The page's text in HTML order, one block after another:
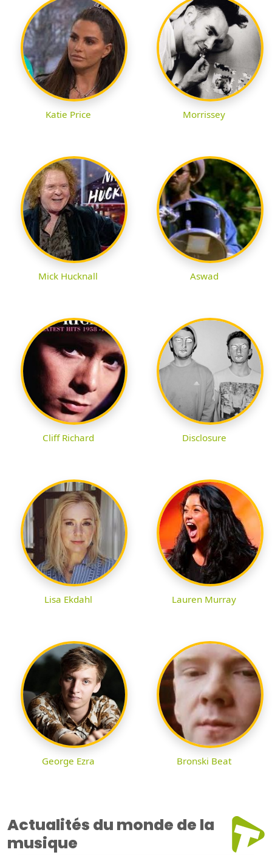
Katie Price Morrissey
Mick Hucknall Aswad
Cliff Richard Disclosure
Lisa Ekdahl Lauren Murray
George Ezra Bronski Beat
Actualités du monde de la
musique